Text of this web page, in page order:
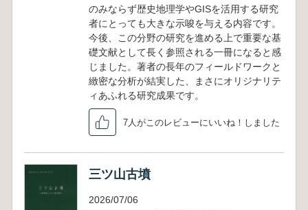
のみならず歴史地理学やGISを活用する研究
者にとっても大きな示唆を与える内容です。
今後、この分野の研究を進める上で重要な基
礎文献として長く参照される一冊になると感
じました。著者の長年のフィールドワークと
緻密な分析が結実した、まさにオリジナリテ
ィあふれる研究成果です。
7人がこのレビューにいいね！しました
三ツ山古墳
2026/07/06